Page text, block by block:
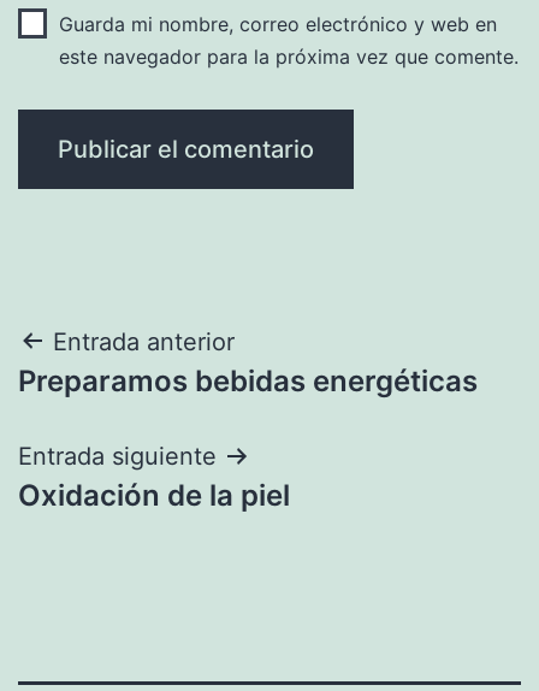
Guarda mi nombre, correo electrónico y web en
este navegador para la próxima vez que comente.
Navegación
de
entradas
Entrada anterior
Preparamos bebidas energéticas
Entrada siguiente
Oxidación de la piel